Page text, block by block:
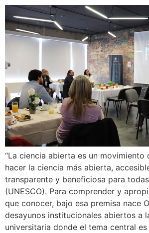
“La ciencia abierta es un movimiento
hacer la ciencia más abierta,
transparente y beneficiosa para
(UNESCO). Para comprender y
que conocer, bajo esa premisa nace
desayunos institucionales abiertos a
universitaria donde el tema central